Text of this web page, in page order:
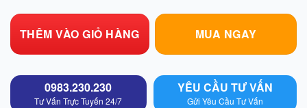
THÊM VÀO GIỎ HÀNG MUA NGAY
0983.230.230
Tư Vấn Trực Tuyến 24/7
YÊU CẦU TƯ VẤN
Gửi Yêu Cầu Tư Vấn